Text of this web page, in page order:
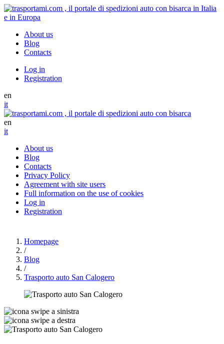
About us
Blog
Contacts
Log in
Registration
en
it
en
it
About us
Blog
Contacts
Privacy Policy
Agreement with site users
Full information on the use of cookies
Log in
Registration
Homepage
/
Blog
/
Trasporto auto San Calogero